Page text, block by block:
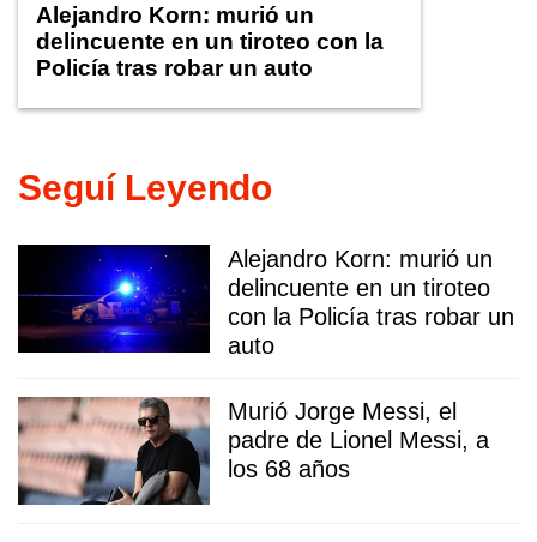
Alejandro Korn: murió un
delincuente en un tiroteo con la
Policía tras robar un auto
Seguí Leyendo
Alejandro Korn: murió un
delincuente en un tiroteo
con la Policía tras robar un
auto
Murió Jorge Messi, el
padre de Lionel Messi, a
los 68 años